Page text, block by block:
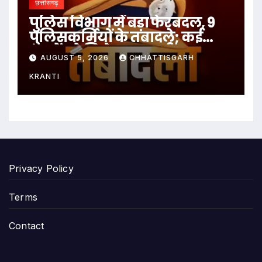
छत्तीसगढ़
पुलिस विभाग में बड़ा फेरबदल, 9
पुलिसकर्मियों के तबादले; कई
थानों को मिले नए प्रभारी
AUGUST 5, 2026 CHHATTISGARH
KRANTI
Privacy Policy
Terms
Contact